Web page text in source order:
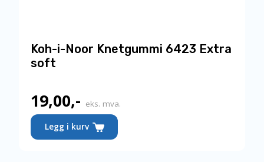
Koh-i-Noor Knetgummi 6423 Extra
soft
19,00,- eks. mva.
Legg i kurv